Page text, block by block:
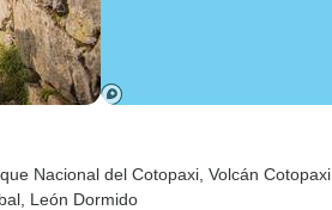
Nacional del Cotopaxi , Volcán Cotopaxi
, León Dormido